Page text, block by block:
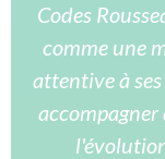
Codes
comme une
attentive à